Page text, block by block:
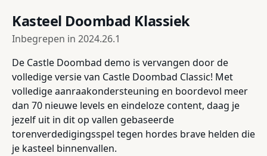
Kasteel Doombad Klassiek
Inbegrepen in 2024.26.1
De Castle Doombad demo is vervangen door de
volledige versie van Castle Doombad Classic! Met
volledige aanraakondersteuning en boordevol meer
dan 70 nieuwe levels en eindeloze content, daag je
jezelf uit in dit op vallen gebaseerde
torenverdedigingsspel tegen hordes brave helden die
je kasteel binnenvallen.